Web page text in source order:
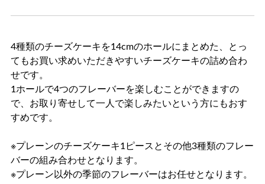
4種類のチーズケーキを14cmのホールにまとめた、とっ
てもお買い求めいただきやすいチーズケーキの詰め合わ
せです。
1ホールで4つのフレーバーを楽しむことができますの
で、お取り寄せして一人で楽しみたいという方にもおす
すめです。
※プレーンのチーズケーキ1ピースとその他3種類のフレー
バーの組み合わせとなります。
※プレーン以外の季節のフレーバーはお任せとなります。